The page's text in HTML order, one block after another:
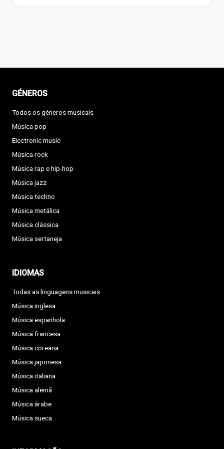
GÉNEROS
Todos os géneros musicais
Música pop
Electronic music
Música rock
Música rap e hip-hop
Música jazz
Música techno
Música metálica
Música clássica
Música sertaneja
IDIOMAS
Todas as linguagens musicais
Música inglesa
Música espanhola
Música francesa
Música coreana
Música japonesa
Música italiana
Música alemã
Música árabe
Música sueca